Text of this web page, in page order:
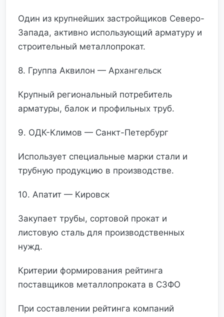
Один из крупнейших застройщиков Северо-
Запада, активно использующий арматуру и
строительный металлопрокат.
8. Группа Аквилон — Архангельск
Крупный региональный потребитель
арматуры, балок и профильных труб.
9. ОДК-Климов — Санкт-Петербург
Использует специальные марки стали и
трубную продукцию в производстве.
10. Апатит — Кировск
Закупает трубы, сортовой прокат и
листовую сталь для производственных
нужд.
Критерии формирования рейтинга
поставщиков металлопроката в СЗФО
При составлении рейтинга компаний